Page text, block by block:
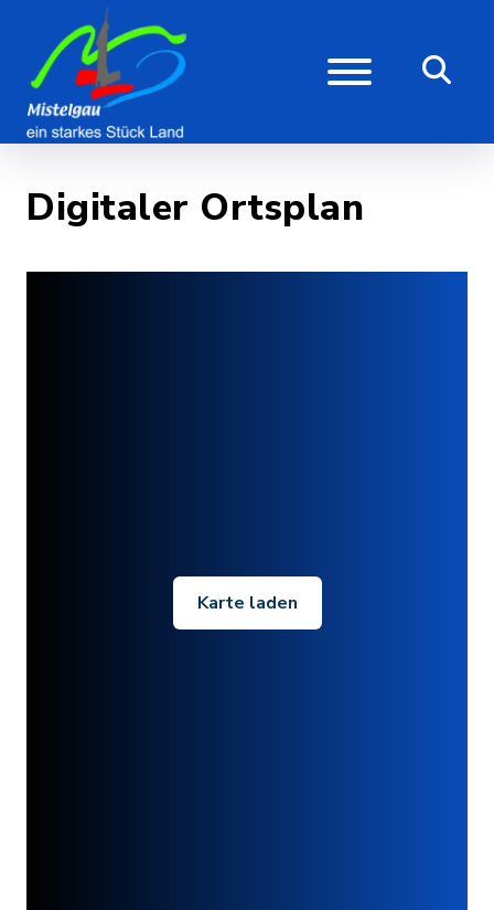
Digitaler Ortsplan
Karte laden